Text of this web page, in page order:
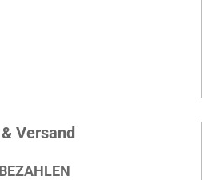
Versand